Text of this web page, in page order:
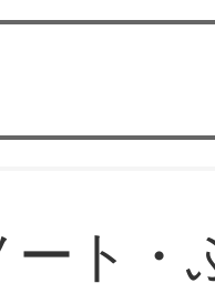
ート・